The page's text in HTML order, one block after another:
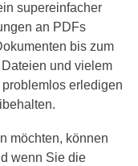
supereinfacher
an PDFs
bis zum
und vielem
erledigen
möchten, können
wenn Sie die